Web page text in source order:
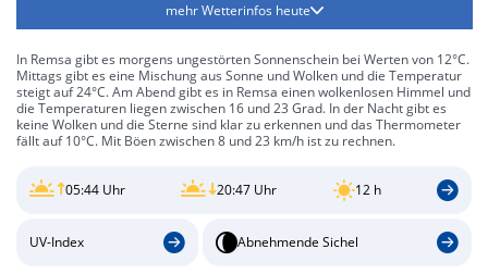
mehr Wetterinfos heute
In Remsa gibt es morgens ungestörten Sonnenschein bei Werten von 12°C.
Mittags gibt es eine Mischung aus Sonne und Wolken und die Temperatur
steigt auf 24°C. Am Abend gibt es in Remsa einen wolkenlosen Himmel und
die Temperaturen liegen zwischen 16 und 23 Grad. In der Nacht gibt es
keine Wolken und die Sterne sind klar zu erkennen und das Thermometer
fällt auf 10°C. Mit Böen zwischen 8 und 23 km/h ist zu rechnen.
05:44 Uhr 20:47 Uhr 12 h
UV-Index Abnehmende Sichel